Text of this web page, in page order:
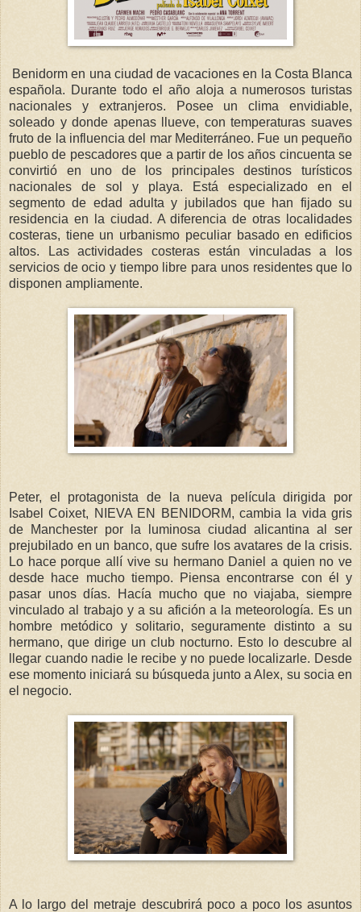
Benidorm en una ciudad de vacaciones en la Costa Blanca
española. Durante todo el año aloja a numerosos turistas
nacionales y extranjeros. Posee un clima envidiable,
soleado y donde apenas llueve, con temperaturas suaves
fruto de la influencia del mar Mediterráneo. Fue un pequeño
pueblo de pescadores que a partir de los años cincuenta se
convirtió en uno de los principales destinos turísticos
nacionales de sol y playa. Está especializado en el
segmento de edad adulta y jubilados que han fijado su
residencia en la ciudad. A diferencia de otras localidades
costeras, tiene un urbanismo peculiar basado en edificios
altos. Las actividades costeras están vinculadas a los
servicios de ocio y tiempo libre para unos residentes que lo
disponen ampliamente.
Peter, el protagonista de la nueva película dirigida por
Isabel Coixet, NIEVA EN BENIDORM, cambia la vida gris
de Manchester por la luminosa ciudad alicantina al ser
prejubilado en un banco, que sufre los avatares de la crisis.
Lo hace porque allí vive su hermano Daniel a quien no ve
desde hace mucho tiempo. Piensa encontrarse con él y
pasar unos días. Hacía mucho que no viajaba, siempre
vinculado al trabajo y a su afición a la meteorología. Es un
hombre metódico y solitario, seguramente distinto a su
hermano, que dirige un club nocturno. Esto lo descubre al
llegar cuando nadie le recibe y no puede localizarle. Desde
ese momento iniciará su búsqueda junto a Alex, su socia en
el negocio.
A lo largo del metraje descubrirá poco a poco los asuntos